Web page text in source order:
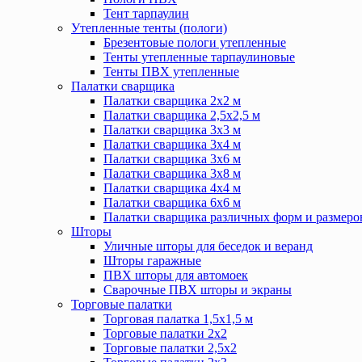
Тент тарпаулин
Утепленные тенты (пологи)
Брезентовые пологи утепленные
Тенты утепленные тарпаулиновые
Тенты ПВХ утепленные
Палатки сварщика
Палатки сварщика 2х2 м
Палатки сварщика 2,5х2,5 м
Палатки сварщика 3х3 м
Палатки сварщика 3х4 м
Палатки сварщика 3х6 м
Палатки сварщика 3х8 м
Палатки сварщика 4х4 м
Палатки сварщика 6х6 м
Палатки сварщика различных форм и
Шторы
Уличные шторы для беседок и веранд
Шторы гаражные
ПВХ шторы для автомоек
Сварочные ПВХ шторы и экраны
Торговые палатки
Торговая палатка 1,5х1,5 м
Торговые палатки 2х2
Торговые палатки 2,5х2